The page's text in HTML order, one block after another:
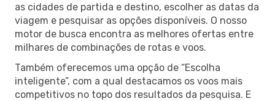
as cidades de partida e destino, escolher as datas da
viagem e pesquisar as opções disponíveis. O nosso
motor de busca encontra as melhores ofertas entre
milhares de combinações de rotas e voos.
Também oferecemos uma opção de “Escolha
inteligente”, com a qual destacamos os voos mais
competitivos no topo dos resultados da pesquisa. E